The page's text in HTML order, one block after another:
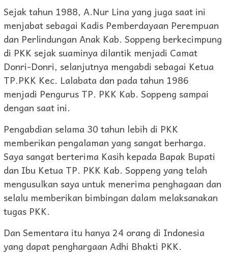
Sejak tahun 1988, A.Nur Lina yang juga saat ini
menjabat sebagai Kadis Pemberdayaan Perempuan
dan Perlindungan Anak Kab. Soppeng berkecimpung
di PKK sejak suaminya dilantik menjadi Camat
Donri-Donri, selanjutnya mengabdi sebagai Ketua
TP.PKK Kec. Lalabata dan pada tahun 1986
menjadi Pengurus TP. PKK Kab. Soppeng sampai
dengan saat ini.
Pengabdian selama 30 tahun lebih di PKK
memberikan pengalaman yang sangat berharga.
Saya sangat berterima Kasih kepada Bapak Bupati
dan Ibu Ketua TP. PKK Kab. Soppeng yang telah
mengusulkan saya untuk menerima penghagaan dan
selalu memberikan bimbingan dalam melaksanakan
tugas PKK.
Dan Sementara itu hanya 24 orang di Indonesia
yang dapat penghargaan Adhi Bhakti PKK.